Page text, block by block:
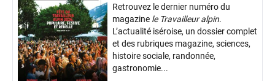
Retrouvez le dernier numéro du
magazine le Travailleur alpin.
L’actualité iséroise, un dossier complet
et des rubriques magazine, sciences,
histoire sociale, randonnée,
gastronomie...